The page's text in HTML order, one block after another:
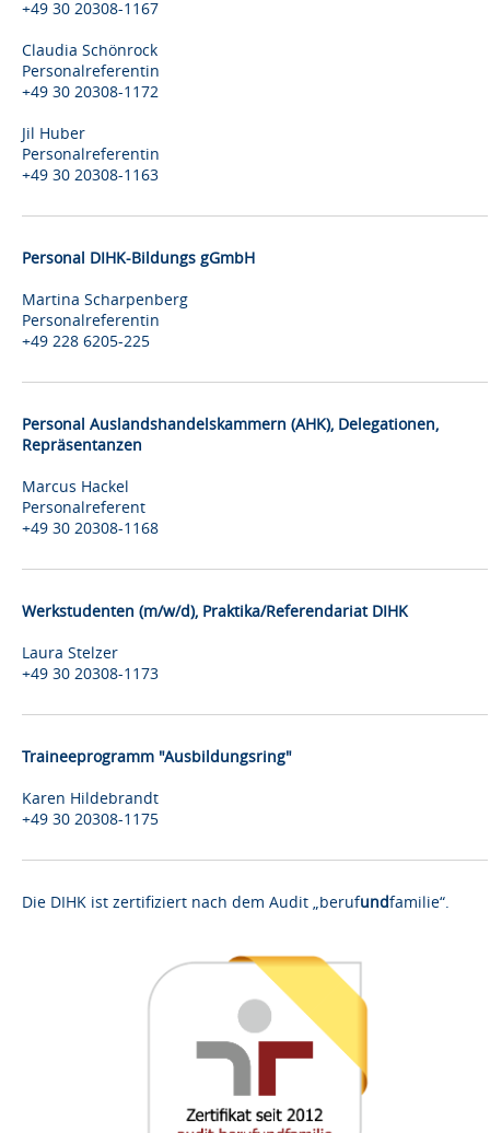
+49 30 20308-1167
Claudia Schönrock
Personalreferentin
+49 30 20308-1172
Jil Huber
Personalreferentin
+49 30 20308-1163
Personal DIHK-Bildungs gGmbH
Martina Scharpenberg
Personalreferentin
+49 228 6205-225
Personal Auslandshandelskammern (AHK), Delegationen,
Repräsentanzen
Marcus Hackel
Personalreferent
+49 30 20308-1168
Werkstudenten (m/w/d), Praktika/Referendariat DIHK
Laura Stelzer
+49 30 20308-1173
Traineeprogramm "Ausbildungsring"
Karen Hildebrandt
+49 30 20308-1175
Die DIHK ist zertifiziert nach dem Audit „berufundfamilie“.